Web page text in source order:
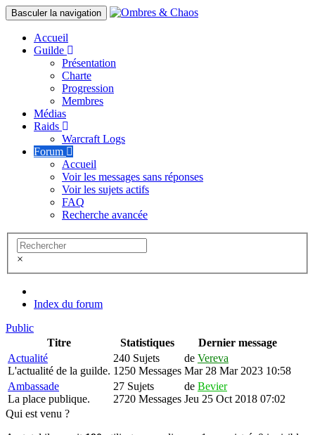
Basculer la navigation
Accueil
Guilde
Présentation
Charte
Progression
Membres
Médias
Raids
Warcraft Logs
Forum
Accueil
Voir les messages sans réponses
Voir les sujets actifs
FAQ
Recherche avancée
×
Index du forum
Public
Titre
Statistiques
Dernier message
Actualité
L'actualité de la guilde.
240 Sujets
1250 Messages
de Vereva
Mar 28 Mar 2023 10:58
Ambassade
La place publique.
27 Sujets
2720 Messages
de Bevier
Jeu 25 Oct 2018 07:02
Qui est venu ?